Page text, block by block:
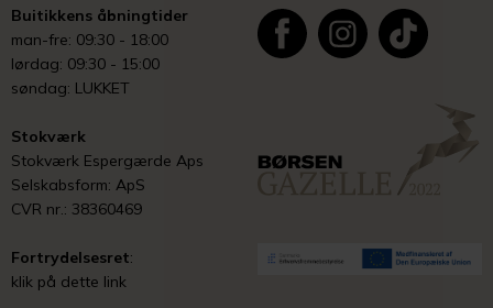
Buitikkens åbningtider
man-fre: 09:30 - 18:00
lørdag: 09:30 - 15:00
søndag: LUKKET
Stokværk
Stokværk Espergærde Aps
Selskabsform: ApS
CVR nr.: 38360469
Fortrydelsesret:
klik på dette link